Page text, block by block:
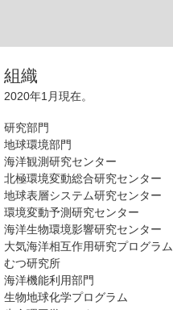
組織
2020年1月現在。
研究部門
地球環境部門
海洋観測研究センター
北極環境変動総合研究センター
地球表層システム研究センター
環境変動予測研究センター
海洋生物環境影響研究センター
大気海洋相互作用研究プログラム
むつ研究所
海洋機能利用部門
生物地球化学プログラム